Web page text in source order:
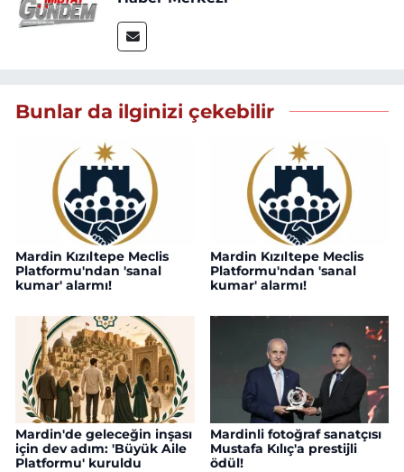
Bunlar da ilginizi çekebilir
Mardin Kızıltepe Meclis
Platformu'ndan 'sanal
kumar' alarmı!
Mardin Kızıltepe Meclis
Platformu'ndan 'sanal
kumar' alarmı!
Mardin'de geleceğin inşası
için dev adım: 'Büyük Aile
Platformu' kuruldu
Mardinli fotoğraf sanatçısı
Mustafa Kılıç'a prestijli
ödül!